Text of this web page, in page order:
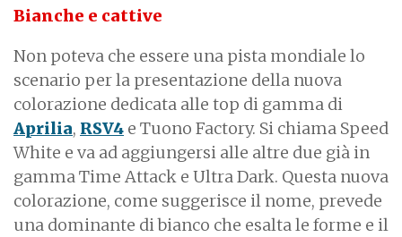
Bianche e cattive
Non poteva che essere una pista mondiale lo
scenario per la presentazione della nuova
colorazione dedicata alle top di gamma di
Aprilia, RSV4 e Tuono Factory. Si chiama Speed
White e va ad aggiungersi alle altre due già in
gamma Time Attack e Ultra Dark. Questa nuova
colorazione, come suggerisce il nome, prevede
una dominante di bianco che esalta le forme e il